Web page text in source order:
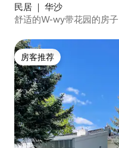
民居 ｜ 华沙
舒适的W-wy带花园的房子
房客推荐
房客推荐